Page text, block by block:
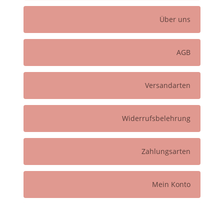
Über uns
AGB
Versandarten
Widerrufsbelehrung
Zahlungsarten
Mein Konto